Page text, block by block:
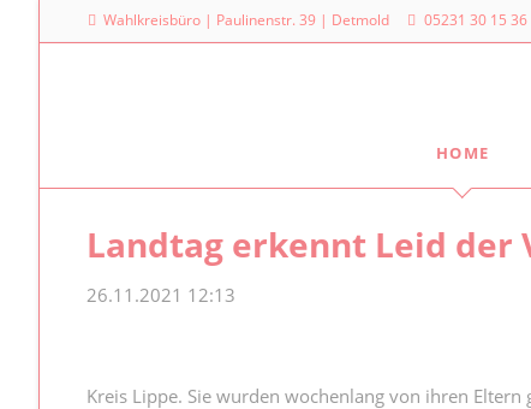
Wahlkreisbüro | Paulinenstr. 39 | Detmold 05231 30 15 36
HOME
Familienpolitischer Sprecher
Meine Anfragen
Mein
Dr.
Landtag erkennt Leid der
26.11.2021 12:13
Kreis Lippe. Sie wurden wochenlang von ihren